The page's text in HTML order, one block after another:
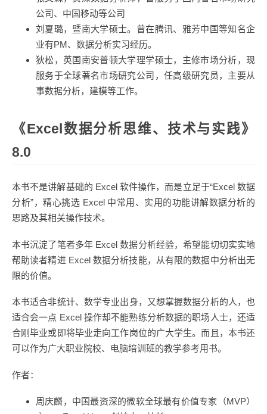
公司、中国移动等公司
刘夏璐，暨南大学硕士。曾在腾讯、雅芳中国等知名企
业有PM、数据分析实习经历。
狄松，英国南安普顿大学理学硕士，主修市场分析，现
服务于全球著名市场研究公司，任高级研究员，主要从
事数据分析，建模等工作。
《Excel数据分析思维、技术与实践》
8.0
本书不是讲解基础的 Excel 软件操作，而是立足于“Excel 数据
分析”，精心挑选 Excel 中常用、实用的功能讲解数据分析的
思路及其相关操作技术。
本书沉淀了笔者多年 Excel 数据分析经验，希望能切切实实地
帮助读者精进 Excel 数据分析技能，从有限的数据中分析出无
限的价值。
本书适合非统计、数学专业出身，又想掌握数据分析的人，也
适合会一点 Excel 操作却不能熟练分析数据的职场人士，还适
合刚毕业或即将毕业走向工作岗位的广大学生。而且，本书还
可以作为广大职业院校、电脑培训班的教学参考用书。
作者：
周庆麟，中国最资深的微软全球最有价值专家（MVP）